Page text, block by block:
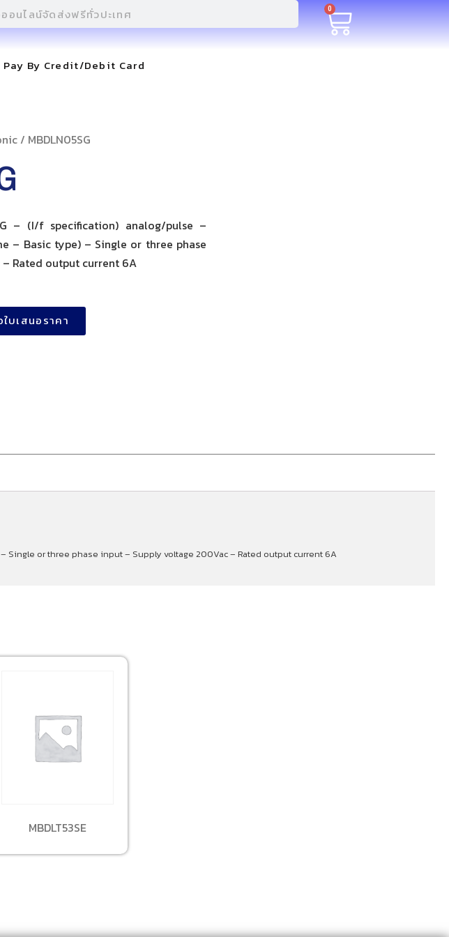
0
Pay By Credit/Debit Card
/ MBDLN05SG
– (I/f specification) analog/pulse –
– Basic type) – Single or three phase
Rated output current 6A
บเสนอราคา
Single or three phase input – Supply voltage 200Vac – Rated output current 6A
MBDLT53SE